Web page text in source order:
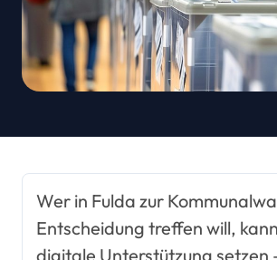
Wer in Fulda zur Kommunalwahl seine
Entscheidung treffen will,
digitale Unterstützung setzen